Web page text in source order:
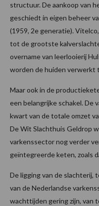
structuur. De aankoop van
geschiedt in eigen beheer
(1959, 2e generatie).
tot de grootste
overname van leerlooierij
worden de huiden verwerkt
Maar ook in de
een belangrijke schakel. De
kwart van de totale omzet
De Wit Slachthuis Geldrop
varkenssector nog verder
geïntegreerde keten, zoals
De ligging van de slachterij,
van de Nederlandse
wachttijden gering zijn, van